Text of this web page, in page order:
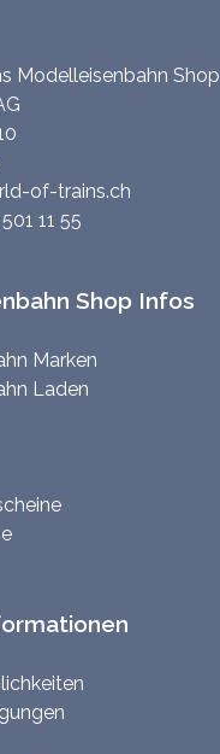
Modelleisenbahn Shop
of-trains.ch
11 55
Shop Infos
Marken
Laden